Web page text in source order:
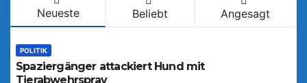
Neueste Beliebt Angesagt
POLITIK
Spaziergänger attackiert Hund mit
Tierabwehrspray